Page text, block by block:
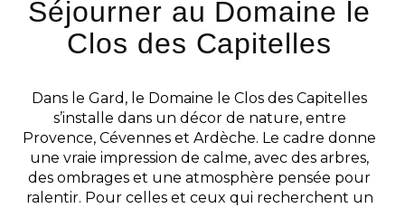
Séjourner au Domaine le
Clos des Capitelles
Dans le Gard, le Domaine le Clos des Capitelles
s’installe dans un décor de nature, entre
Provence, Cévennes et Ardèche. Le cadre donne
une vraie impression de calme, avec des arbres,
des ombrages et une atmosphère pensée pour
ralentir. Pour celles et ceux qui recherchent un